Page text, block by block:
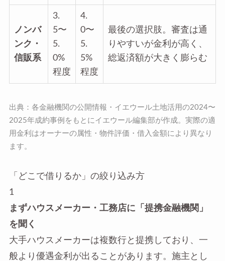
ノンバ
ンク・
信販系
3.
5〜
5.
0%
程度
4.
0〜
5.
5%
程度
最後の選択肢。審査は通
りやすいが金利が高く、
総返済額が大きく膨らむ
出典：各金融機関の公開情報・イエウール土地活用の2024〜
2025年成約事例をもとにイエウール編集部が作成。実際の適
用金利はオーナーの属性・物件評価・借入金額により異なり
ます。
「どこで借りるか」の絞り込み方
1
まずハウスメーカー・工務店に「提携金融機関」
を聞く
大手ハウスメーカーは複数行と提携しており、一
般より優遇金利が出ることがあります。施主とし